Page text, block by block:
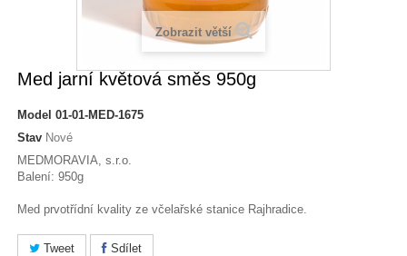
Zobrazit větší
Med jarní květová směs 950g
Model 01-01-MED-1675
Stav Nové
MEDMORAVIA, s.r.o.
Balení: 950g
Med prvotřídní kvality ze včelařské stanice Rajhradice.
Tweet Sdílet